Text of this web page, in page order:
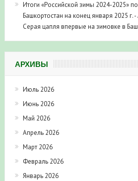
Итоги «Российской зимы 2024-2025»
Башкортостан на конец января 2025 г.
Серая цапля впервые на зимовке в
АРХИВЫ
Июль 2026
Июнь 2026
Май 2026
Апрель 2026
Март 2026
Февраль 2026
Январь 2026